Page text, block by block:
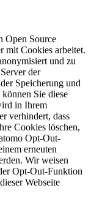
Open Source
mit Cookies arbeitet.
und zu
der
Speicherung und
Sie diese
in Ihrem
verhindert, dass
Cookies löschen,
Opt-Out-
erneuten
Wir weisen
Opt-Out-Funktion
Webseite